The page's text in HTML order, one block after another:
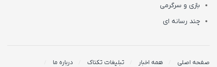
بازی و سرگرمی
چند رسانه ای
صفحه اصلی همه اخبار تبلیغات تکناک درباره ما